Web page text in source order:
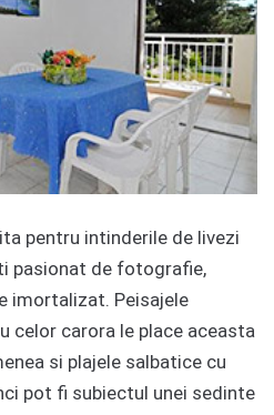
pentru intinderile de livezi
pasionat de fotografie,
imortalizat. Peisajele
celor carora le place aceasta
si plajele salbatice cu
pot fi subiectul unei sedinte